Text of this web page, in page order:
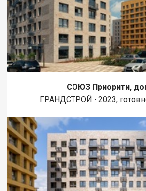
СОЮЗ Приорити,
ГРАНДСТРОЙ ∙ 2023,